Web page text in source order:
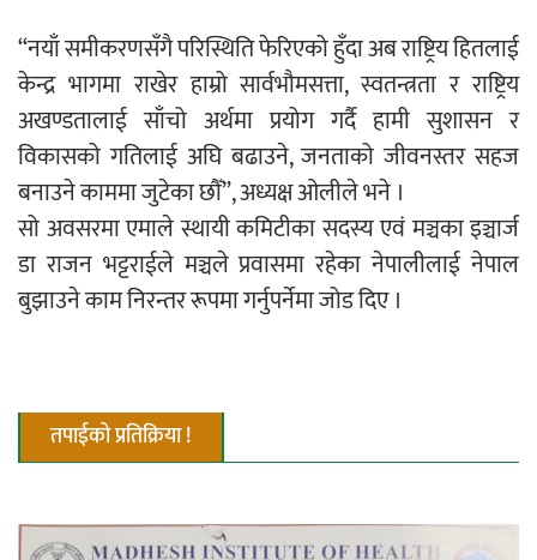
“नयाँ समीकरणसँगै परिस्थिति फेरिएको हुँदा अब राष्ट्रिय हितलाई
केन्द्र भागमा राखेर हाम्रो सार्वभौमसत्ता, स्वतन्त्रता र राष्ट्रिय
अखण्डतालाई साँचो अर्थमा प्रयोग गर्दै हामी सुशासन र
विकासको गतिलाई अघि बढाउने, जनताको जीवनस्तर सहज
बनाउने काममा जुटेका छौँ”, अध्यक्ष ओलीले भने ।
सो अवसरमा एमाले स्थायी कमिटीका सदस्य एवं मञ्चका इञ्चार्ज
डा राजन भट्टराईले मञ्चले प्रवासमा रहेका नेपालीलाई नेपाल
बुझाउने काम निरन्तर रूपमा गर्नुपर्नेमा जोड दिए ।
तपाईको प्रतिक्रिया !